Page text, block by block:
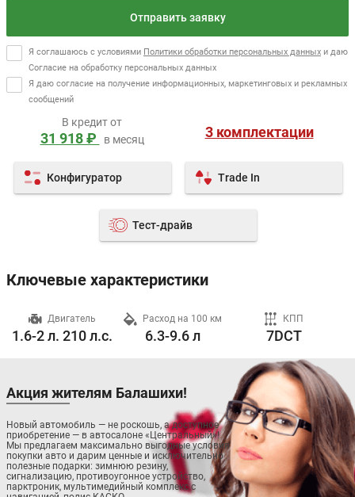
Отправить заявку
Я соглашаюсь с условиями Политики обработки персональных данных и даю
Согласие на обработку персональных данных
Я даю согласие на получение информационных, маркетинговых и рекламных
сообщений
3 комплектации
Конфигуратор Trade In
Тест-драйв
В кредит от
31 918 ₽ в месяц
Ключевые характеристики
Двигатель
1.6-2 л. 210 л.с.
Расход на 100 км
6.3-9.6 л
КПП
7DCT
Акция жителям Балашихи!
Новый автомобиль — не роскошь, а доступное
приобретение — в автосалоне «Центральный»!
Мы предлагаем максимально выгодные условия
покупки авто и дарим ценные и исключительно
полезные подарки: зимнюю резину,
сигнализацию, противоугонное устройство,
парктроник, мультимедийный комплекс с